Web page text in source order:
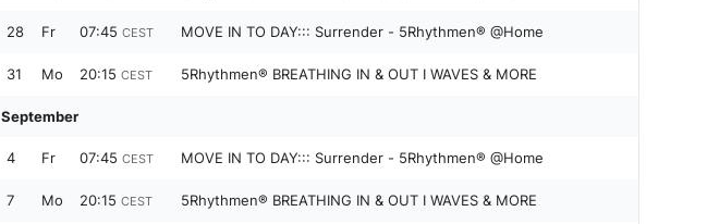
28 Fr 07:45 CEST MOVE IN TO DAY::: Surrender - 5Rhythmen® @Home
31 Mo 20:15 CEST 5Rhythmen® BREATHING IN & OUT I WAVES & MORE
September
4 Fr 07:45 CEST MOVE IN TO DAY::: Surrender - 5Rhythmen® @Home
7 Mo 20:15 CEST 5Rhythmen® BREATHING IN & OUT I WAVES & MORE